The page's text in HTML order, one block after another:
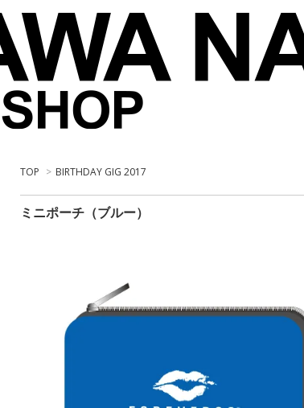
TOP > BIRTHDAY GIG 2017
ミニポーチ（ブルー）